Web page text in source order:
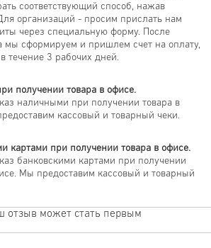
соответствующий способ, нажав
организаций - просим прислать нам
через специальную форму. После
мы сформируем и пришлем счет на оплату,
течение 3 рабочих дней.
получении товара в офисе.
наличными при получении товара в
кассовый и товарный чеки.
картами при получении товара в офисе.
банковскими картами при получении
Мы предоставим кассовый и товарный
отзыв может стать первым